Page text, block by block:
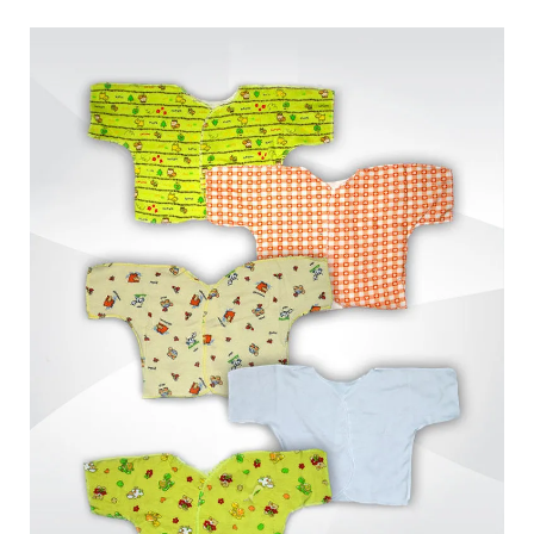
Оптовикам
Контакты
Пн-Пт: с 8.00 до 17.00
(097) 779 44 39
Виктория
(097) 779 44 39
sofiyatextil@gmail.com
г. Горишние Плавни, ул. Строна 3, 2 этаж, София Текстиль